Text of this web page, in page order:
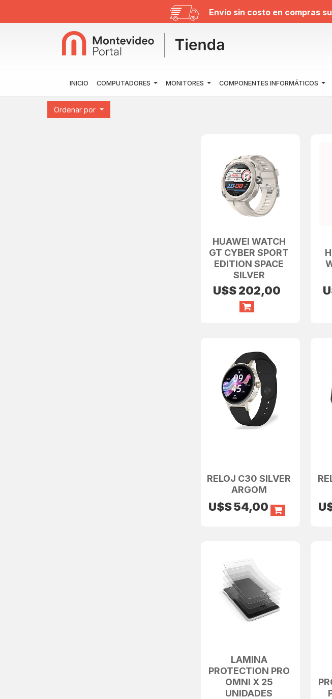
Envío sin costo en compras
INICIO COMPUTADORES MONITORES COMPONENTES INFORMÁTICOS
Ordenar por
HUAWEI WATCH
GT CYBER SPORT
EDITION SPACE
SILVER
U$S202,00
RELOJ C30 SILVER
ARGOM
U$S54,00
LAMINA
PROTECTION PRO
OMNI X 25
UNIDADES